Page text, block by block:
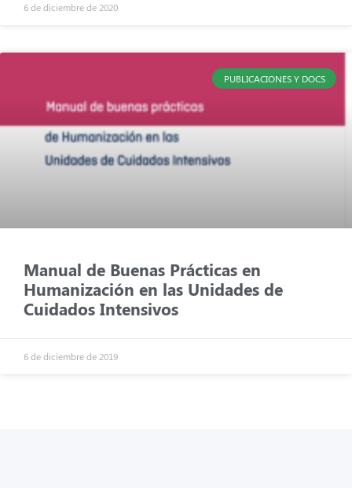
6 de diciembre de 2020
PUBLICACIONES Y DOCS
Manual de Buenas Prácticas en
Humanización en las Unidades de
Cuidados Intensivos
6 de diciembre de 2019